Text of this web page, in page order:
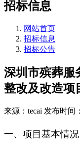
招标信息
网站首页
招标信息
招标公告
深圳市殡葬服
整改及改造项
来源：tecai 发布时间
一、项目基本情况